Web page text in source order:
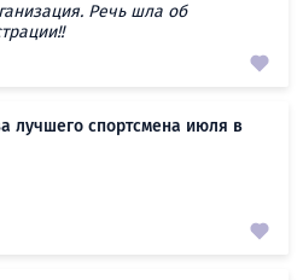
Речь шла об
лучшего спортсмена июля в